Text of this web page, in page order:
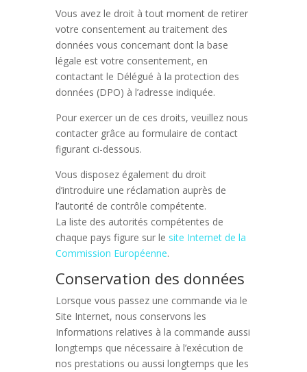
Vous avez le droit à tout moment de retirer
votre consentement au traitement des
données vous concernant dont la base
légale est votre consentement, en
contactant le Délégué à la protection des
données (DPO) à l’adresse indiquée.
Pour exercer un de ces droits, veuillez nous
contacter grâce au formulaire de contact
figurant ci-dessous.
Vous disposez également du droit
d’introduire une réclamation auprès de
l’autorité de contrôle compétente.
La liste des autorités compétentes de
chaque pays figure sur le site Internet de la
Commission Européenne.
Conservation des données
Lorsque vous passez une commande via le
Site Internet, nous conservons les
Informations relatives à la commande aussi
longtemps que nécessaire à l’exécution de
nos prestations ou aussi longtemps que les